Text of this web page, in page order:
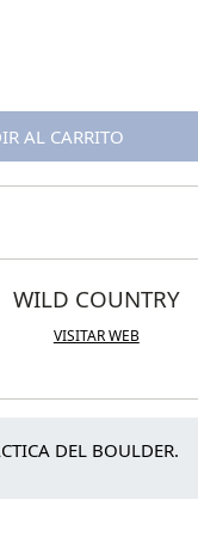
AL CARRITO
WILD COUNTRY
VISITAR WEB
DEL BOULDER.